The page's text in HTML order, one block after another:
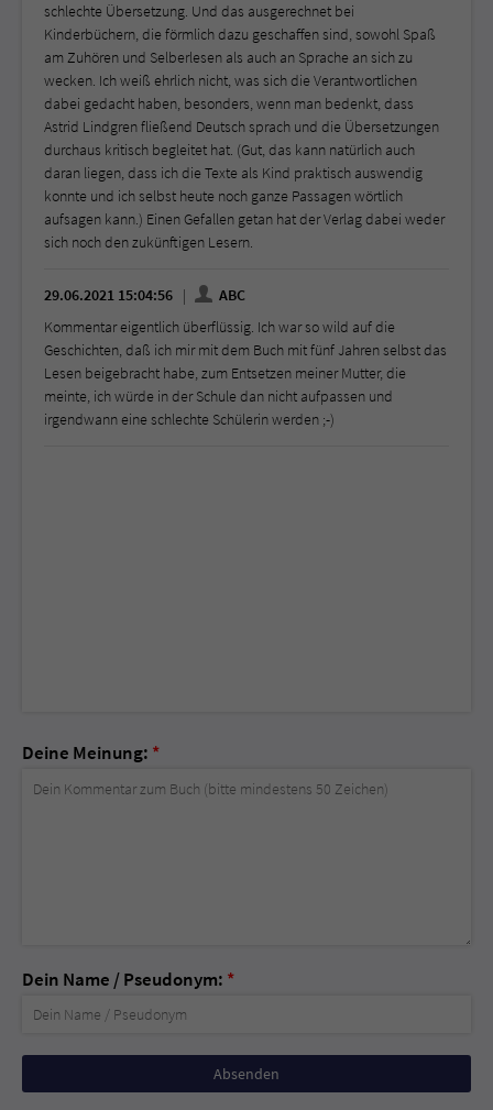
schlechte Übersetzung. Und das ausgerechnet bei
Kinderbüchern, die förmlich dazu geschaffen sind, sowohl Spaß
am Zuhören und Selberlesen als auch an Sprache an sich zu
wecken. Ich weiß ehrlich nicht, was sich die Verantwortlichen
dabei gedacht haben, besonders, wenn man bedenkt, dass
Astrid Lindgren fließend Deutsch sprach und die Übersetzungen
durchaus kritisch begleitet hat. (Gut, das kann natürlich auch
daran liegen, dass ich die Texte als Kind praktisch auswendig
konnte und ich selbst heute noch ganze Passagen wörtlich
aufsagen kann.) Einen Gefallen getan hat der Verlag dabei weder
sich noch den zukünftigen Lesern.
29.06.2021 15:04:56
ABC
Kommentar eigentlich überflüssig. Ich war so wild auf die
Geschichten, daß ich mir mit dem Buch mit fünf Jahren selbst das
Lesen beigebracht habe, zum Entsetzen meiner Mutter, die
meinte, ich würde in der Schule dan nicht aufpassen und
irgendwann eine schlechte Schülerin werden ;-)
Deine Meinung: *
Dein Name / Pseudonym: *
Nicht
ausfüllen!